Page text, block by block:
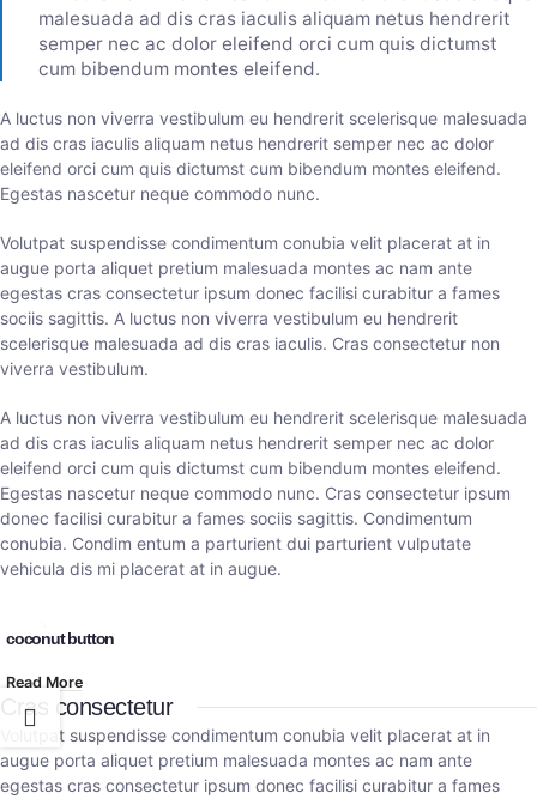
malesuada ad dis cras iaculis aliquam netus hendrerit
semper nec ac dolor eleifend orci cum quis dictumst
cum bibendum montes eleifend.
A luctus non viverra vestibulum eu hendrerit scelerisque malesuada
ad dis cras iaculis aliquam netus hendrerit semper nec ac dolor
eleifend orci cum quis dictumst cum bibendum montes eleifend.
Egestas nascetur neque commodo nunc.
Volutpat suspendisse condimentum conubia velit placerat at in
augue porta aliquet pretium malesuada montes ac nam ante
egestas cras consectetur ipsum donec facilisi curabitur a fames
sociis sagittis. A luctus non viverra vestibulum eu hendrerit
scelerisque malesuada ad dis cras iaculis. Cras consectetur non
viverra vestibulum.
A luctus non viverra vestibulum eu hendrerit scelerisque malesuada
ad dis cras iaculis aliquam netus hendrerit semper nec ac dolor
eleifend orci cum quis dictumst cum bibendum montes eleifend.
Egestas nascetur neque commodo nunc. Cras consectetur ipsum
donec facilisi curabitur a fames sociis sagittis. Condimentum
conubia. Condim entum a parturient dui parturient vulputate
vehicula dis mi placerat at in augue.
coconut button
Read More
Cras consectetur
Volutpat suspendisse condimentum conubia velit placerat at in
augue porta aliquet pretium malesuada montes ac nam ante
egestas cras consectetur ipsum donec facilisi curabitur a fames